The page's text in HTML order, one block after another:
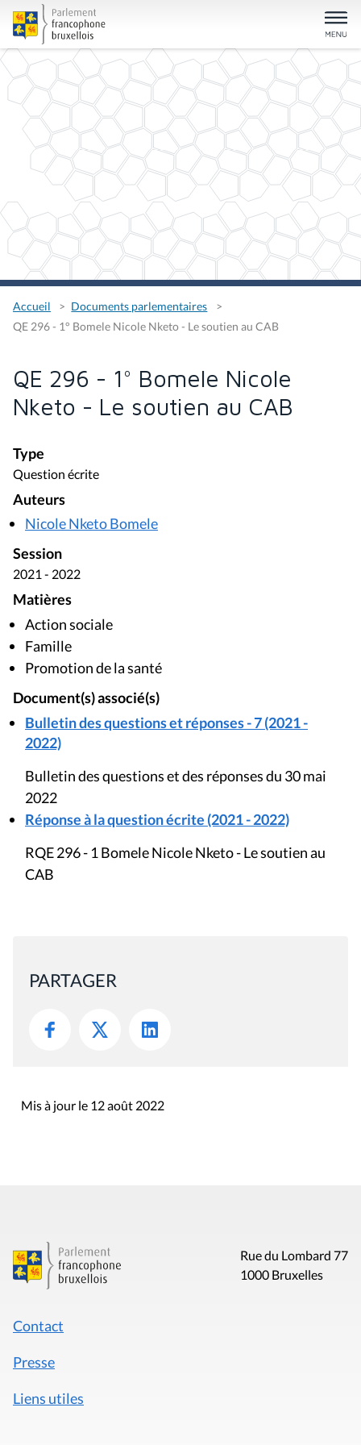
Accueil
Documents parlementaires
QE 296 - 1° Bomele Nicole Nketo - Le soutien au CAB
QE 296 - 1° Bomele Nicole
Nketo - Le soutien au CAB
Type
Question écrite
Auteurs
Nicole Nketo Bomele
Session
2021 - 2022
Matières
Action sociale
Famille
Promotion de la santé
Document(s) associé(s)
Bulletin des questions et réponses - 7 (2021 -
2022)
Bulletin des questions et des réponses du 30 mai
2022
Réponse à la question écrite (2021 - 2022)
RQE 296 - 1 Bomele Nicole Nketo - Le soutien au
CAB
PARTAGER
Mis à jour le 12 août 2022
Rue du Lombard 77
1000 Bruxelles
Contact
Presse
Liens utiles